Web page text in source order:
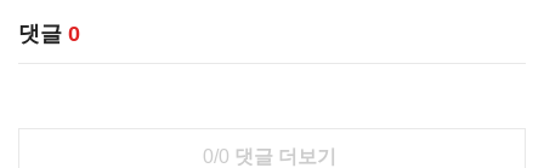
댓글 0
0/0 댓글 더보기